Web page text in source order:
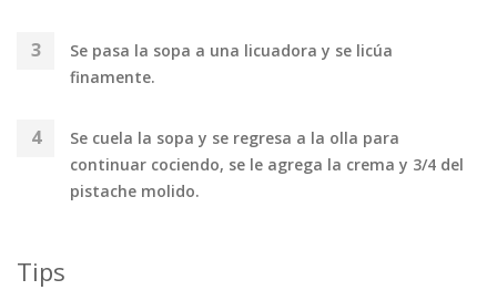
Se pasa la sopa a una licuadora y se licúa
finamente.
Se cuela la sopa y se regresa a la olla para
continuar cociendo, se le agrega la crema y 3/4 del
pistache molido.
Tips